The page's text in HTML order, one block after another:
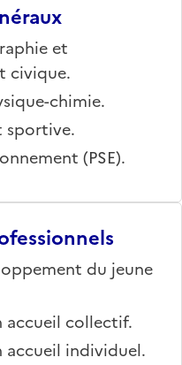
et
civique.
chimie.
sportive.
(PSE).
du jeune
accueil collectif.
accueil individuel.